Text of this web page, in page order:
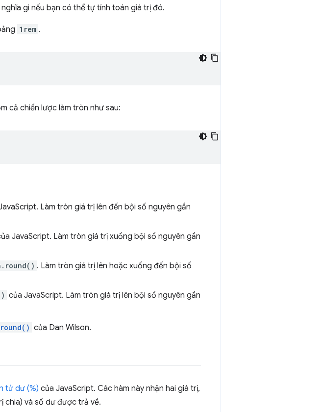
gì nếu bạn có thể tự tính toán giá trị đó.
1rem .
cả chiến lược làm tròn như sau:
Làm tròn giá trị lên đến bội số nguyên gần
JavaScript. Làm tròn giá trị xuống bội số nguyên gần
. Làm tròn giá trị lên hoặc xuống đến bội số
của JavaScript. Làm tròn giá trị lên bội số nguyên gần
round() của Dan Wilson.
tử dư (%) của JavaScript. Các hàm này nhận hai giá trị,
chia) và số dư được trả về.